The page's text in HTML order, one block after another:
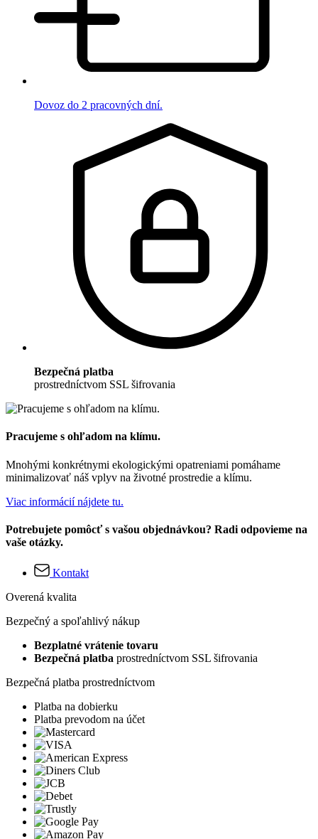
Dovoz do 2 pracovných dní.
Bezpečná platba
prostredníctvom SSL šifrovania
Pracujeme s ohľadom na klímu.
Mnohými konkrétnymi ekologickými opatreniami pomáhame
minimalizovať náš vplyv na životné prostredie a klímu.
Viac informácií nájdete tu.
Potrebujete pomôcť s vašou objednávkou? Radi odpovieme na
vaše otázky.
Kontakt
Overená kvalita
Bezpečný a spoľahlivý nákup
Bezplatné vrátenie tovaru
Bezpečná platba prostredníctvom SSL šifrovania
Bezpečná platba prostredníctvom
Platba na dobierku
Platba prevodom na účet